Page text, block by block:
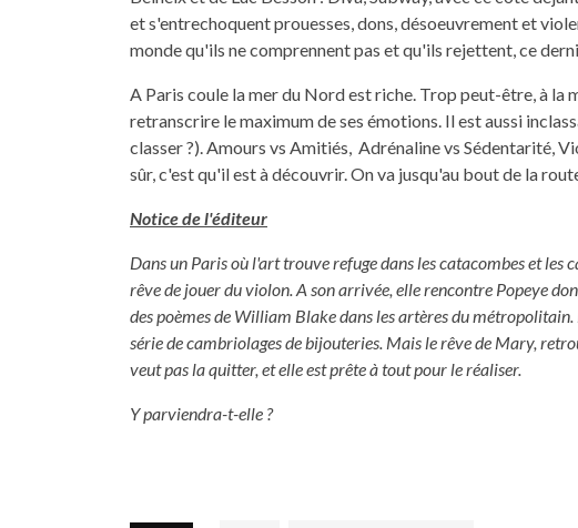
et s'entrechoquent prouesses, dons, désoeuvrement et
monde qu'ils ne comprennent pas et qu'ils rejettent, ce
A Paris coule la mer du Nord est riche. Trop peut-être, à la
retranscrire le maximum de ses émotions. Il est aussi
classer ?). Amours vs Amitiés, Adrénaline vs Sédentarité,
sûr, c'est qu'il est à découvrir. On va jusqu'au bout de la
Notice de l'éditeur
Dans un Paris où l'art trouve refuge dans les catacombes et les
rêve de jouer du violon. A son arrivée, elle rencontre Popeye
des poèmes de William Blake dans les artères du
série de cambriolages de bijouteries. Mais le rêve de Mary,
veut pas la quitter, et elle est prête à tout pour le réaliser.
Y parviendra-t-elle ?